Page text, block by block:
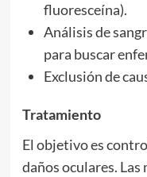
fluoresceína).
Análisis de
para buscar
Exclusión de
Tratamiento
El objetivo es
daños oculares. Las